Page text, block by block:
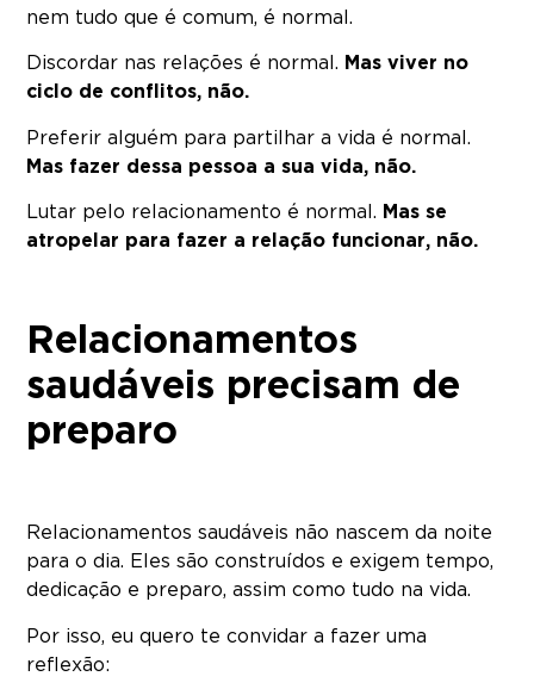
nem tudo que é comum, é normal.
Discordar nas relações é normal. Mas viver no
ciclo de conflitos, não.
Preferir alguém para partilhar a vida é normal.
Mas fazer dessa pessoa a sua vida, não.
Lutar pelo relacionamento é normal. Mas se
atropelar para fazer a relação funcionar, não.
Relacionamentos
saudáveis precisam de
preparo
Relacionamentos saudáveis não nascem da noite
para o dia. Eles são construídos e exigem tempo,
dedicação e preparo, assim como tudo na vida.
Por isso, eu quero te convidar a fazer uma
reflexão: